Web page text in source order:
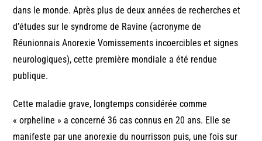
dans le monde. Après plus de deux années de recherches et
d’études sur le syndrome de Ravine (acronyme de
Réunionnais Anorexie Vomissements incoercibles et signes
neurologiques), cette première mondiale a été rendue
publique.
Cette maladie grave, longtemps considérée comme
« orpheline » a concerné 36 cas connus en 20 ans. Elle se
manifeste par une anorexie du nourrisson puis, une fois sur